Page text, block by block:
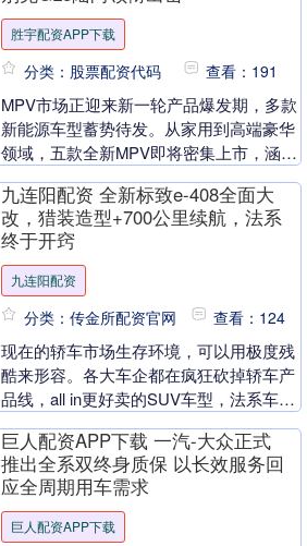
胜宇配资APP下载
分类：股票配资代码 查看：191
MPV市场正迎来新一轮产品爆发期，多款
新能源车型蓄势待发。从家用到高端豪华
领域，五款全新MPV即将密集上市，涵盖
者提供多元化....
九连阳配资 全新标致e-408全面大
改，猎装造型+700公里续航，法系
终于开窍
九连阳配资
分类：传金所配资官网 查看：124
现在的轿车市场生存环境，可以用极度残
酷来形容。各大车企都在疯狂砍掉轿车产
品线，all in更好卖的SUV车型，法系车更
曾经月....
巨人配资APP下载 一汽-大众正式
推出全系双终身质保 以长效服务回
应全周期用车需求
巨人配资APP下载